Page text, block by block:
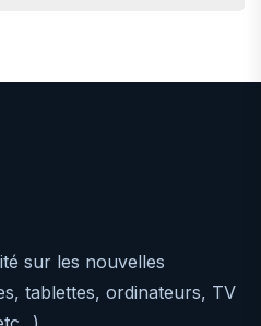
sur les nouvelles
tablettes, ordinateurs, TV